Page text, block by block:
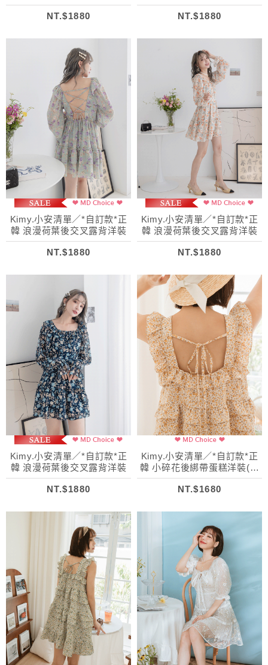
NT.$1880 NT.$1880
Kimy.小安清單／*自訂款*正
韓 浪漫荷葉後交叉露背洋裝
NT.$1880
Kimy.小安清單／*自訂款*正
韓 浪漫荷葉後交叉露背洋裝
NT.$1880
Kimy.小安清單／*自訂款*正
韓 浪漫荷葉後交叉露背洋裝
NT.$1880
Kimy.小安清單／*自訂款*正
韓 小碎花後綁帶蛋糕洋裝(附
髮圈)
NT.$1680